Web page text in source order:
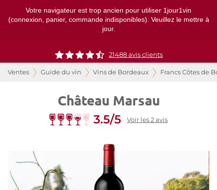
Votre navigateur est trop ancien pour utiliser 1jour1vin
(connexion, panier, commande indisponibles). Veuillez le mettre à
jour.
21488 avis clients
Ventes Guide du vin Vins de Bordeaux Francs Côtes de
Château Marsau
3.5/5 Voir les 2 avis